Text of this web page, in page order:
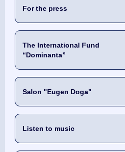
For the press
The International Fund
“Dominanta”
Salon "Eugen Doga"
Listen to music